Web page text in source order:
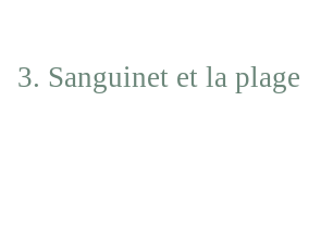
3. Sanguinet et la plage